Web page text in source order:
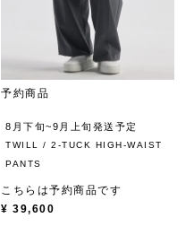
予約商品
8月下旬~9月上旬発送予定
TWILL / 2-TUCK HIGH-WAIST
PANTS
こちらは予約商品です
¥ 39,600